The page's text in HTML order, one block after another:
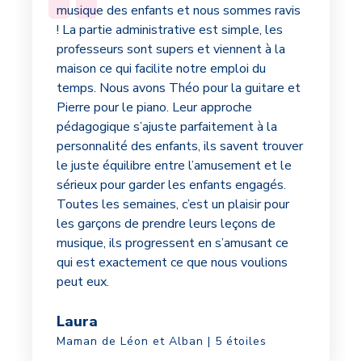
musique des enfants et nous sommes ravis
! La partie administrative est simple, les
professeurs sont supers et viennent à la
maison ce qui facilite notre emploi du
temps. Nous avons Théo pour la guitare et
Pierre pour le piano. Leur approche
pédagogique s’ajuste parfaitement à la
personnalité des enfants, ils savent trouver
le juste équilibre entre l’amusement et le
sérieux pour garder les enfants engagés.
Toutes les semaines, c’est un plaisir pour
les garçons de prendre leurs leçons de
musique, ils progressent en s’amusant ce
qui est exactement ce que nous voulions
peut eux.
Laura
Maman de Léon et Alban | 5 étoiles